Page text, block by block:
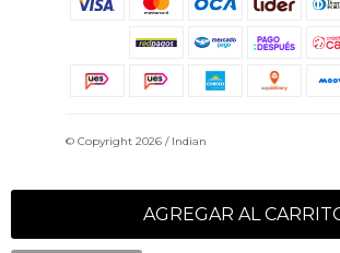
AGREGAR AL
© Copyright 2026 / Indian